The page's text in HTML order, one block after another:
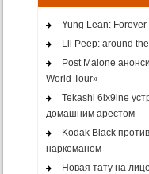
Yung Lean:
Lil Peep: around
Post Malone
World Tour»
Tekashi 6ix9ine
домашним арестом
Kodak Black
наркоманом
Новая тату на